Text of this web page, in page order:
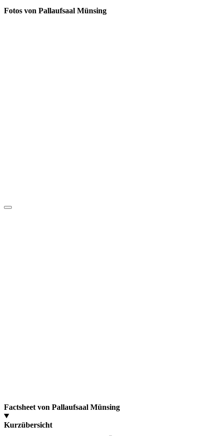
Fotos von Pallaufsaal Münsing
Factsheet von Pallaufsaal Münsing
Kurzübersicht